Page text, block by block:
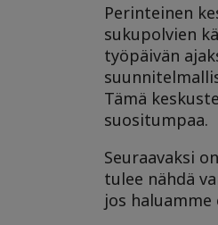
Perinteinen
sukupolvien
työpäivän
Tämä
suositumpaa.
Seuraavaksi
tulee nähdä
jos